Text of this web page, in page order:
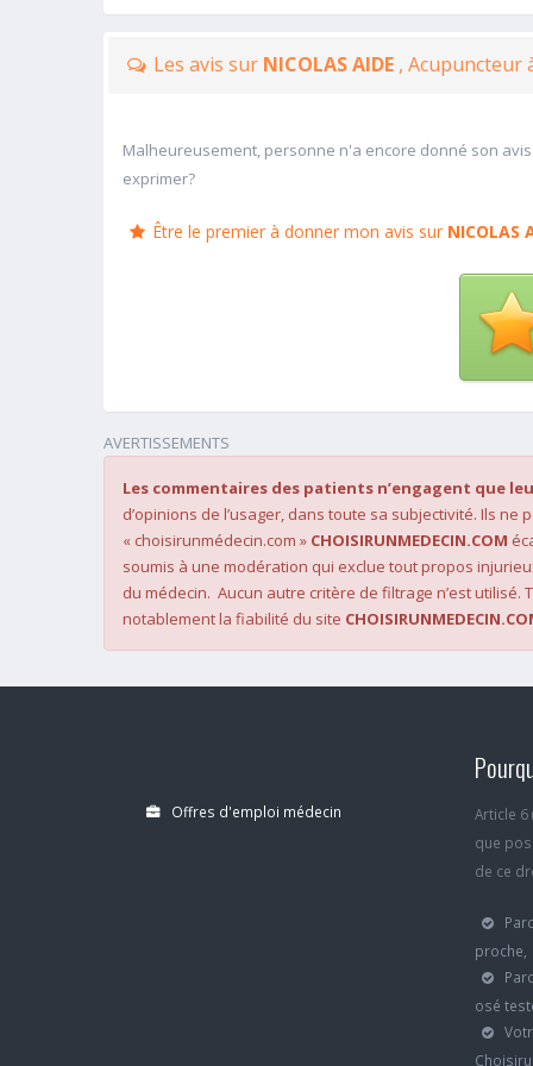
Les avis sur NICOLAS AIDE , Acupuncteur
Malheureusement, personne n'a encore donné son
exprimer?
Être le premier à donner mon avis sur NICOLAS
AVERTISSEMENTS
Les commentaires des patients n’engagent que
d’opinions de l’usager, dans toute sa subjectivité. Ils
« choisirunmédecin.com » CHOISIRUNMEDECIN.COM
soumis à une modération qui exclue tout propos
du médecin. Aucun autre critère de filtrage n’est
notablement la fiabilité du site
Offres d'emploi médecin
Article
que
de ce
proche,
osé